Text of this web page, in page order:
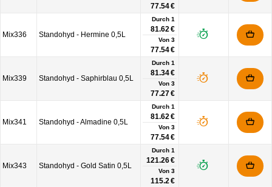
77.54 €
Mix336 Standohyd - Hermine 0,5L
Durch 1
81.62 €
Von 3
77.54 €
Mix339 Standohyd - Saphirblau 0,5L
Durch 1
81.34 €
Von 3
77.27 €
Mix341 Standohyd - Almadine 0,5L
Durch 1
81.62 €
Von 3
77.54 €
Mix343 Standohyd - Gold Satin 0,5L
Durch 1
121.26 €
Von 3
115.2 €